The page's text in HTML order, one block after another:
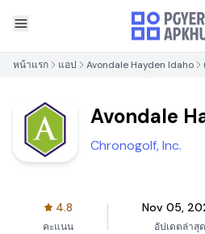
หน้าแรก แอป Avondale Hayden Idaho
Avondale
Chronogolf, Inc.
4.8
คะแนน
Nov 05,
อัปเดตล่าสุด